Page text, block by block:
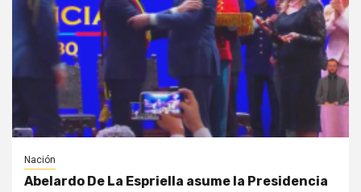
Nación
Abelardo De La Espriella asume la Presidencia